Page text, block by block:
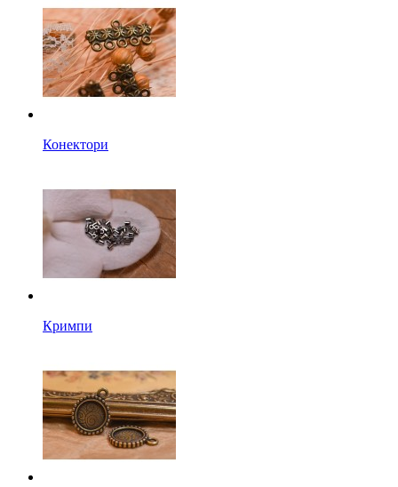
Конектори
Кримпи